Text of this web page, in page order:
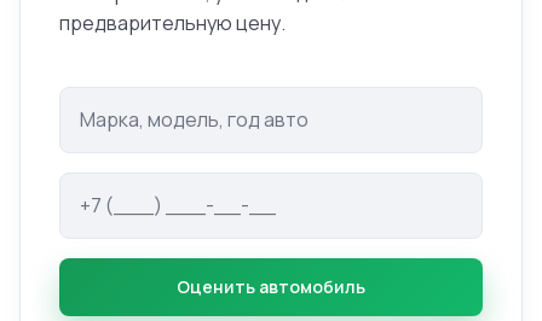
предварительную цену.
Оценить автомобиль